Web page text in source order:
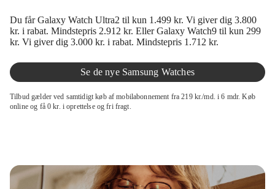
Du får Galaxy Watch Ultra2 til kun 1.499 kr. Vi giver dig 3.800
kr. i rabat. Mindstepris 2.912 kr. Eller Galaxy Watch9 til kun 299
kr. Vi giver dig 3.000 kr. i rabat. Mindstepris 1.712 kr.
Se de nye Samsung Watches
Tilbud gælder ved samtidigt køb af mobilabonnement fra 219 kr./md. i 6 mdr. Køb
online og få 0 kr. i oprettelse og fri fragt.